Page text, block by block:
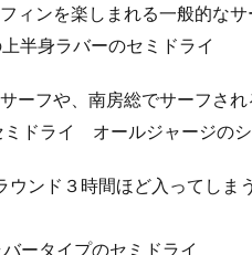
ィンを楽しまれる一般的なサ
身ラバーのセミドライ
ーフや、南房総でサーフされ
ライ オールジャージのシ
ンド３時間ほど入ってしま
タイプのセミドライ